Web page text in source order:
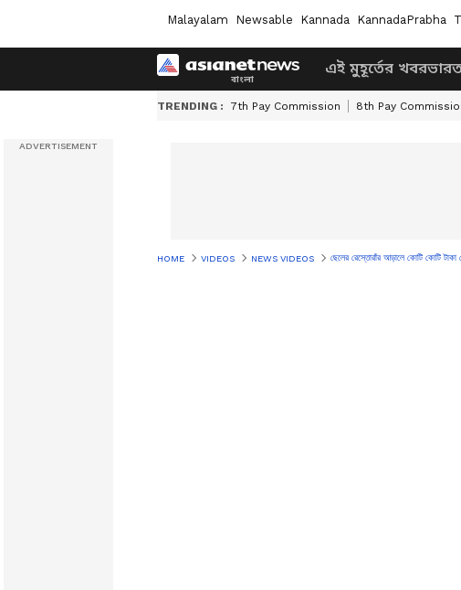
Malayalam Newsable Kannada KannadaPrabha
এই মুহূর্তের খবর
TRENDING : 7th Pay Commission 8th Pay
HOME VIDEOS NEWS VIDEOS ছেলের রেস্তোরাঁর আড়ালে কোটি কোটি